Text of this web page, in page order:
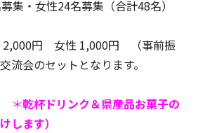
集・女性24名募集（合計48名）
2,000円 女性 1,000円 （事前振
会のセットとなります。
＊乾杯ドリンク＆県産品お菓子の
します）